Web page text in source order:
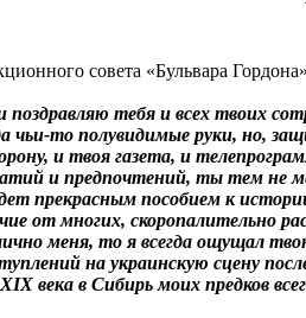
совета «Бульвара
тебя и всех твоих
чьи-то полувидимые руки, но,
и твоя газета, и
и предпочтений, ты тем не
прекрасным пособием к
от многих, скоропалительно
меня, то я всегда ощущал
на украинскую сцену
XIX века в Сибирь моих